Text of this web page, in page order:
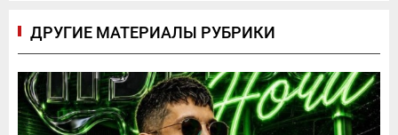
ДРУГИЕ МАТЕРИАЛЫ РУБРИКИ